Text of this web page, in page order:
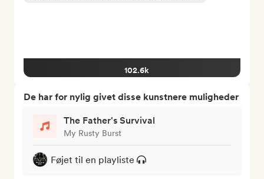
102.6k
De har for nylig givet disse kunstnere muligheder
The Father's Survival
My Rusty Burst
Føjet til en playliste